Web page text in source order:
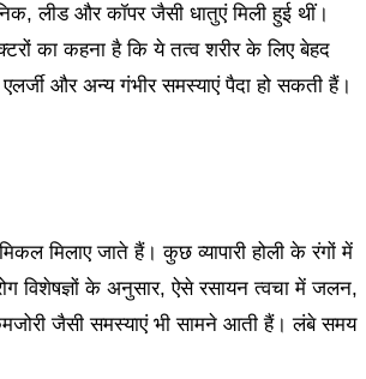
लीड और कॉपर जैसी धातुएं मिली हुई थीं।
का कहना है कि ये तत्व शरीर के लिए बेहद
और अन्य गंभीर समस्याएं पैदा हो सकती हैं।
मिलाए जाते हैं। कुछ व्यापारी होली के रंगों में
विशेषज्ञों के अनुसार, ऐसे रसायन त्वचा में जलन,
जैसी समस्याएं भी सामने आती हैं। लंबे समय